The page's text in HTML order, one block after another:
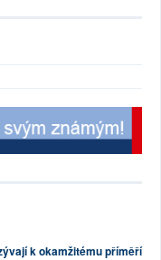
k okamžitému příměří